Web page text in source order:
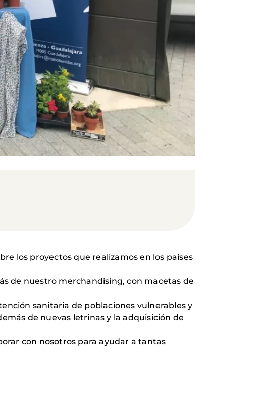
los proyectos que realizamos en los países
de nuestro merchandising, con macetas de
sanitaria de poblaciones vulnerables y
de nuevas letrinas y la adquisición de
con nosotros para ayudar a tantas